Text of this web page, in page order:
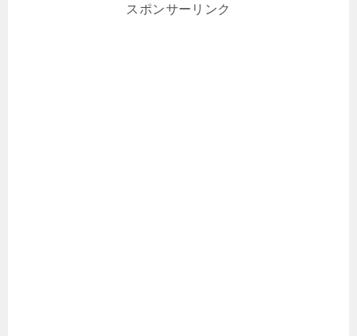
スポンサーリンク